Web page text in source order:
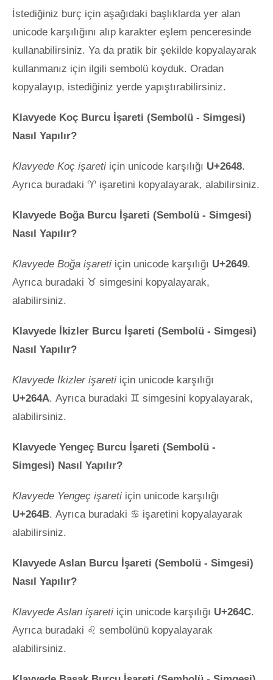
İstediğiniz burç için aşağıdaki başlıklarda yer alan
unicode karşılığını alıp karakter eşlem penceresinde
kullanabilirsiniz. Ya da pratik bir şekilde kopyalayarak
kullanmanız için ilgili sembolü koyduk. Oradan
kopyalayıp, istediğiniz yerde yapıştırabilirsiniz.
Klavyede Koç Burcu İşareti (Sembolü - Simgesi)
Nasıl Yapılır?
Klavyede Koç işareti için unicode karşılığı U+2648.
Ayrıca buradaki ♈ işaretini kopyalayarak, alabilirsiniz.
Klavyede Boğa Burcu İşareti (Sembolü - Simgesi)
Nasıl Yapılır?
Klavyede Boğa işareti için unicode karşılığı U+2649.
Ayrıca buradaki ♉ simgesini kopyalayarak,
alabilirsiniz.
Klavyede İkizler Burcu İşareti (Sembolü - Simgesi)
Nasıl Yapılır?
Klavyede İkizler işareti için unicode karşılığı
U+264A. Ayrıca buradaki ♊ simgesini kopyalayarak,
alabilirsiniz.
Klavyede Yengeç Burcu İşareti (Sembolü -
Simgesi) Nasıl Yapılır?
Klavyede Yengeç işareti için unicode karşılığı
U+264B. Ayrıca buradaki ♋ işaretini kopyalayarak
alabilirsiniz.
Klavyede Aslan Burcu İşareti (Sembolü - Simgesi)
Nasıl Yapılır?
Klavyede Aslan işareti için unicode karşılığı U+264C.
Ayrıca buradaki ♌ sembolünü kopyalayarak
alabilirsiniz.